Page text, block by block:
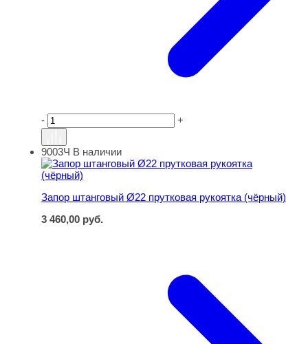
- +
Запор штанговый Ø22 прутковая рукоятка (чёрный)
9003Ч В наличии
Запор штанговый Ø22 прутковая рукоятка (чёрный)
3 460,00 руб.